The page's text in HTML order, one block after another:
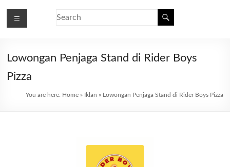
Lowongan Penjaga Stand di Rider Boys
Pizza
You are here: Home» Iklan » Lowongan Penjaga Stand di Rider Boys Pizza